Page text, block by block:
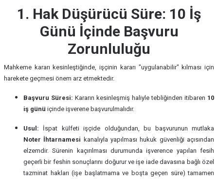
1. Hak Düşürücü Süre: 10 İş
Günü İçinde Başvuru
Zorunluluğu
Mahkeme kararı kesinleştiğinde, işçinin kararı "uygulanabilir" kılması için
harekete geçmesi önem arz etmektedir.
Başvuru Süresi: Kararın kesinleşmiş haliyle tebliğinden itibaren 10
iş günü içinde işverene başvurulmalıdır.
Usul: İspat külfeti işçide olduğundan, bu başvurunun mutlaka
Noter İhtarnamesi kanalıyla yapılması hukuk güvenliği açısından
elzemdir. Sürenin kaçırılması durumunda işverence yapılan fesih
geçerli bir feshin sonuçlarını doğurur ve işe iade davasına bağlı özel
tazminat hakları (işe başlatmama ve boşta geçen süre) tamamen